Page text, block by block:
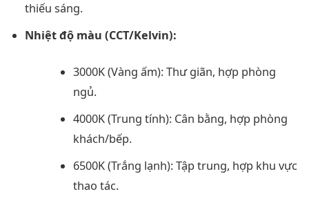
thiếu sáng.
Nhiệt độ màu (CCT/Kelvin):
3000K (Vàng ấm): Thư giãn, hợp phòng
ngủ.
4000K (Trung tính): Cân bằng, hợp phòng
khách/bếp.
6500K (Trắng lạnh): Tập trung, hợp khu vực
thao tác.